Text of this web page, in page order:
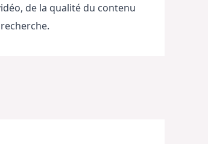
de la qualité du contenu